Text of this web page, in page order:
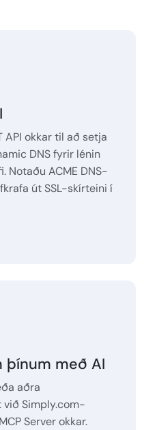
API okkar til að setja
DNS fyrir lénin
Notaðu ACME DNS-
út SSL-skírteini í
þínum með AI
aðra
Simply.com-
Server okkar.